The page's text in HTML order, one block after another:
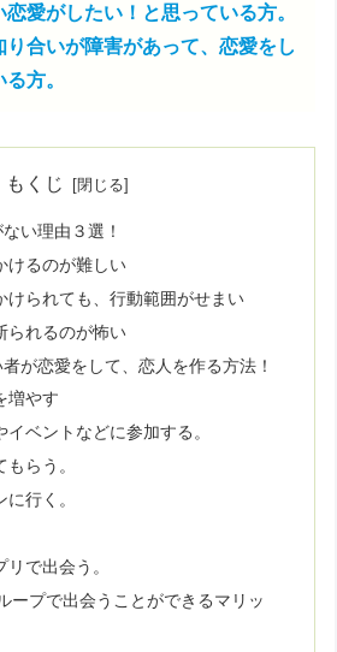
恋愛がしたい！と思っている方。
り合いが障害があって、恋愛をし
方。
もくじ
い理由３選！
けるのが難しい
けられても、行動範囲がせまい
られるのが怖い
が恋愛をして、恋人を作る方法！
増やす
イベントなどに参加する。
らう。
行く。
リで出会う。
ープで出会うことができるマリッ